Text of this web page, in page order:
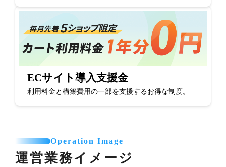
ECサイト導入支援金
利用料金と構築費用の一部を支援するお得な制度。
Operation Image
運営業務イメージ